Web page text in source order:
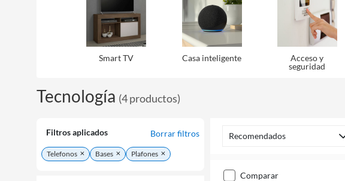
Smart TV Casa inteligente
Acceso y
seguridad
Tecnología (4productos)
Filtros aplicados Borrar filtros
Telefonos Bases Plafones
Recomendados
comparar